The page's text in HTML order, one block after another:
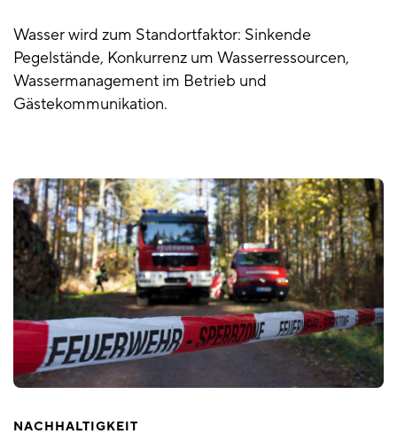
Wasser wird zum Standortfaktor: Sinkende
Pegelstände, Konkurrenz um Wasserressourcen,
Wassermanagement im Betrieb und
Gästekommunikation.
NACHHALTIGKEIT